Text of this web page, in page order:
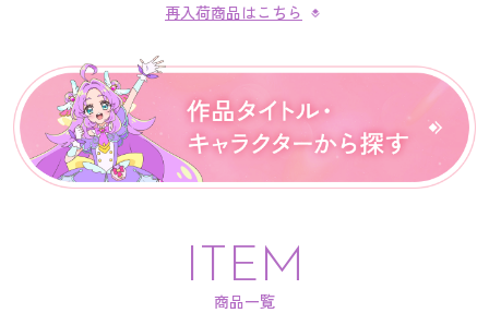
再入荷商品はこちら
ITEM
商品一覧